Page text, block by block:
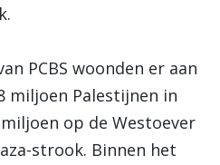
PCBS woonden er aan
miljoen Palestijnen in
op de Westoever
strook. Binnen het